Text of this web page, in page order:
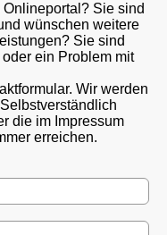
Sie sind
wünschen weitere
Sie sind
ein Problem mit
Wir werden
die im Impressum
erreichen.